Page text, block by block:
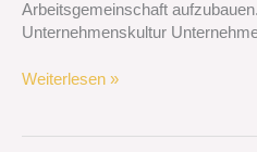
Arbeitsgemeinschaft
Unternehmenskultur
Weiterlesen »